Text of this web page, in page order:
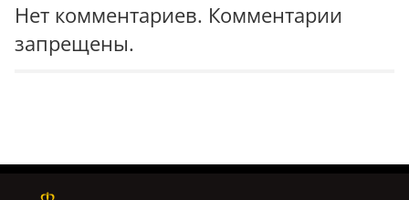
Нет комментариев. Комментарии
запрещены.